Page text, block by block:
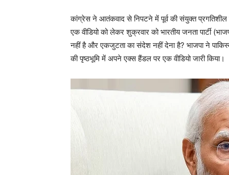
कांग्रेस ने आतंकवाद से निपटने में पूर्व की संयुक्त
एक वीडियो को लेकर शुक्रवार को भारतीय जनता पार्टी
नहीं है और एकजुटता का संदेश नहीं देना है? भाजपा ने
की पृष्ठभूमि में अपने एक्स हैंडल पर एक वीडियो जारी किया।